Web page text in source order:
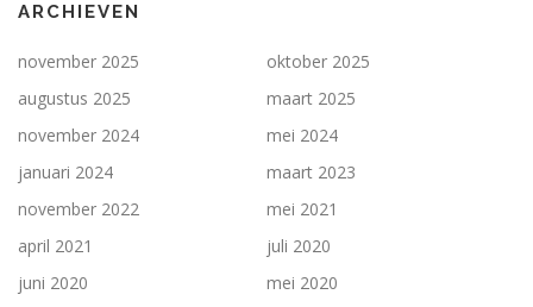
ARCHIEVEN
november 2025
oktober 2025
augustus 2025
maart 2025
november 2024
mei 2024
januari 2024
maart 2023
november 2022
mei 2021
april 2021
juli 2020
juni 2020
mei 2020